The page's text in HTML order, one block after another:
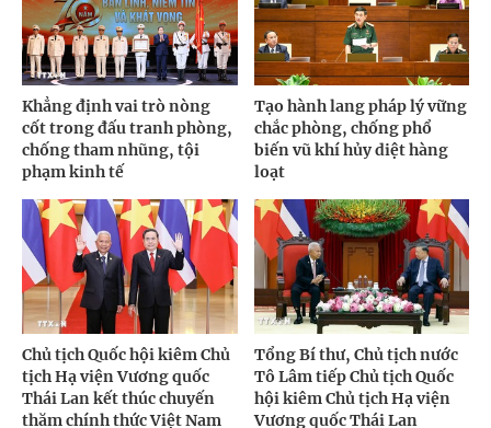
Khẳng định vai trò nòng
cốt trong đấu tranh phòng,
chống tham nhũng, tội
phạm kinh tế
Tạo hành lang pháp lý vững
chắc phòng, chống phổ
biến vũ khí hủy diệt hàng
loạt
Chủ tịch Quốc hội kiêm Chủ
tịch Hạ viện Vương quốc
Thái Lan kết thúc chuyến
thăm chính thức Việt Nam
Tổng Bí thư, Chủ tịch nước
Tô Lâm tiếp Chủ tịch Quốc
hội kiêm Chủ tịch Hạ viện
Vương quốc Thái Lan